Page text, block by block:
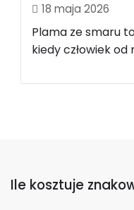
18 maja 2026
Plama ze smaru
kiedy człowiek od
Ile kosztuje